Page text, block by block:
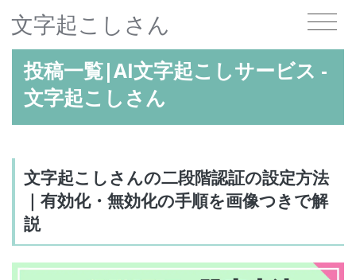
文字起こしさん
投稿一覧|AI文字起こしサービス -
文字起こしさん
文字起こしさんの二段階認証の設定方法
｜有効化・無効化の手順を画像つきで解
説